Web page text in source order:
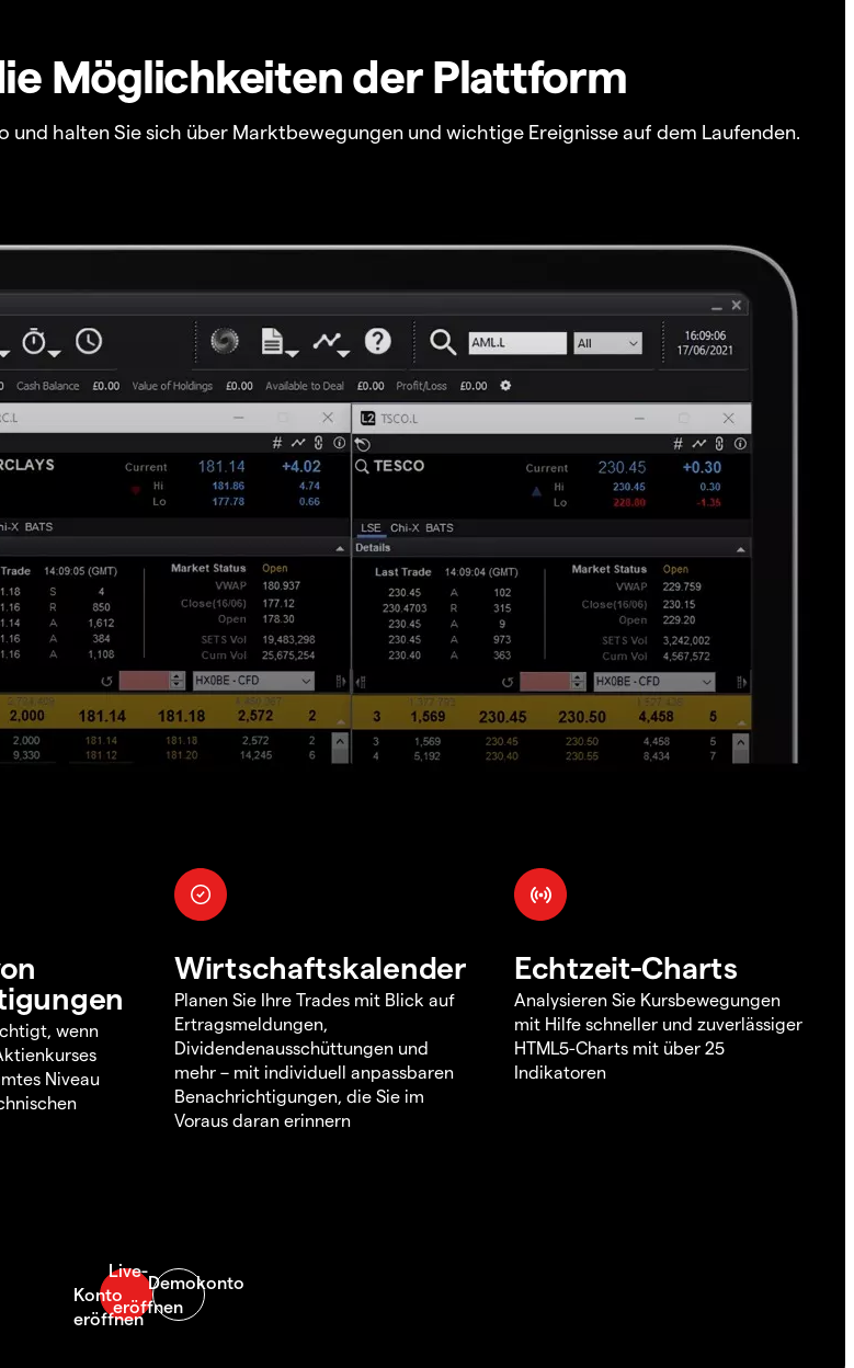
Möglichkeiten der Plattform
halten Sie sich über Marktbewegungen und wichtige Ereignisse auf dem Laufenden.
wenn
Niveau
Wirtschaftskalender
Planen Sie Ihre Trades mit Blick auf
Ertragsmeldungen,
Dividendenausschüttungen und
mehr – mit individuell anpassbaren
Benachrichtigungen, die Sie im
Voraus daran erinnern
Echtzeit-Charts
Analysieren Sie Kursbewegungen
mit Hilfe schneller und zuverlässiger
HTML5-Charts mit über 25
Indikatoren